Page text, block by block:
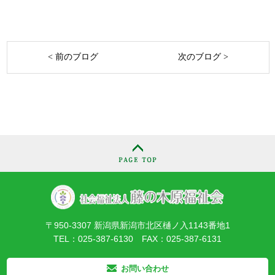
< 前のブログ 次のブログ >
〒950-3307 新潟県新潟市北区樋ノ入1143番地1
TEL：025-387-6130 FAX：025-387-6131
お問い合わせ